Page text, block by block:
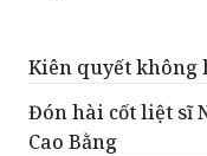
Kiên quyết không
Đón hài cốt liệt sĩ
Cao Bằng